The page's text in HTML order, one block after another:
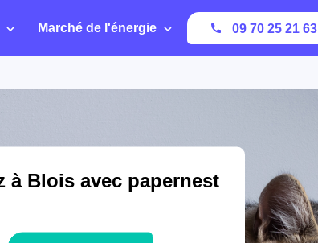
Marché de l'énergie 09 70 25 21 63